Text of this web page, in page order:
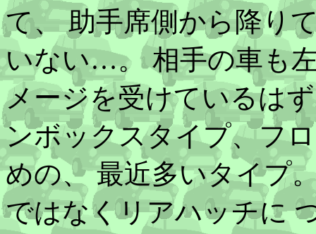
て、 助手席側から降り
いない…。 相手の車も
メージを受けているは
ンボックスタイプ、フ
めの、 最近多いタイプ
ではなくリアハッチに